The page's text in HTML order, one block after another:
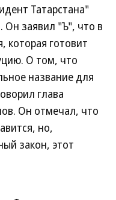
Татарстана"
Он заявил "Ъ", что в
которая готовит
О том, что
название для
глава
Он отмечал, что
но,
закон, этот